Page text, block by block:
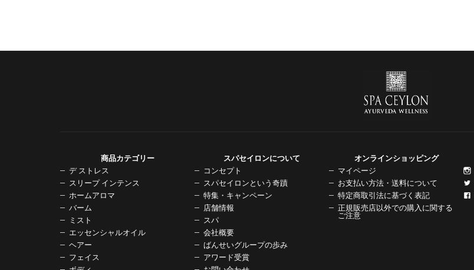
商品カテゴリー
デ ストレス
スリープ インテンス
ホームアロマ
バーム
ミスト
エッセンシャルオイル
ヘアー
フェイス
スパセイロンについて
コンセプト
スパセイロンという奇蹟
特集・キャンペーン
店舗情報
スパ
会社概要
ばんせいグループの歩み
アワード受賞
オンラインショッピング
マイページ
お支払い方法・送料について
特定商取引法に基づく表記
正規販売店以外での購入に関する
ご注意